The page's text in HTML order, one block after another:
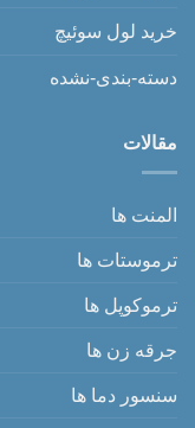
خرید لول سوئیچ
دسته-بندی-نشده
مقالات
المنت ها
ترموستات ها
ترموکوپل ها
جرقه زن ها
سنسور دما ها